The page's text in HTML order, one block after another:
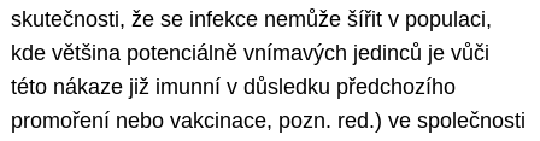
skutečnosti, že se infekce nemůže šířit v populaci,
kde většina potenciálně vnímavých jedinců je vůči
této nákaze již imunní v důsledku předchozího
promoření nebo vakcinace, pozn. red.) ve společnosti